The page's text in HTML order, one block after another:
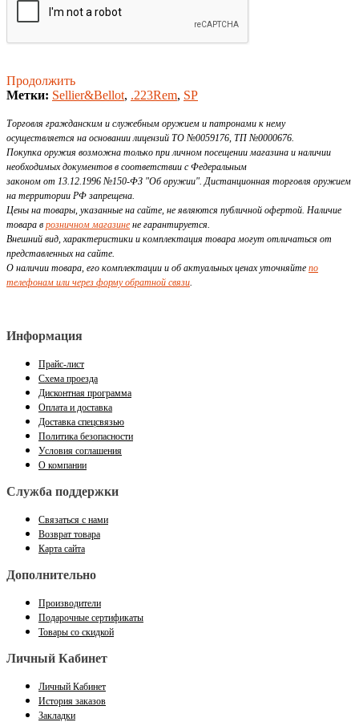
Продолжить
Метки: Sellier&Bellot, .223Rem, SP
Торговля гражданским и служебным оружием и патронами к нему
осуществляется на основании лицензий ТО №0059176, ТП №0000676.
Покупка оружия возможна только при личном посещении магазина и наличии
необходимых документов в соответствии с Федеральным
законом от 13.12.1996 №150-ФЗ "Об оружии". Дистанционная торговля оружием
на территории РФ запрещена.
Цены на товары, указанные на сайте, не являются публичной офертой. Наличие
товара в розничном магазине не гарантируется.
Внешний вид, характеристики и комплектация товара могут отличаться от
представленных на сайте.
О наличии товара, его комплектации и об актуальных ценах уточняйте по
телефонам или через форму обратной связи.
Информация
Прайс-лист
Схема проезда
Дисконтная программа
Оплата и доставка
Доставка спецсвязью
Политика безопасности
Условия соглашения
О компании
Служба поддержки
Связаться с нами
Возврат товара
Карта сайта
Дополнительно
Производители
Подарочные сертификаты
Товары со скидкой
Личный Кабинет
Личный Кабинет
История заказов
Закладки